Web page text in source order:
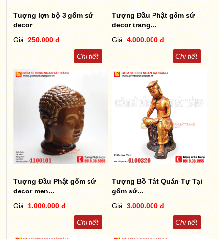
Tượng lợn bộ 3 gốm sứ
decor
Giá:250.000 đ
Chi tiết
Tượng Đầu Phật gốm sứ
decor trang...
Giá: 4.000.000 đ
Chi tiết
Tượng Đầu Phật gốm sứ
decor men...
Giá: 1.000.000 đ
Chi tiết
Tượng Bồ Tát Quán Tự Tại
gốm sứ...
Giá: 3.000.000 đ
Chi tiết